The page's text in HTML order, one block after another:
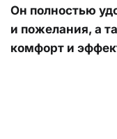
Он полностью
и пожелания, а
комфорт и